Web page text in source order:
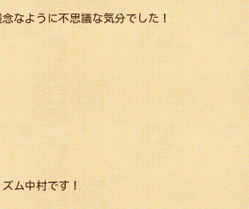
なように不思議な気分でした！
ム中村です！